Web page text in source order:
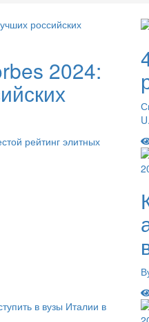
2024:
рейтинг элитных